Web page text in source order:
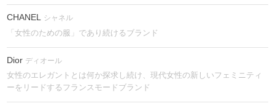
CHANEL シャネル
「女性のための服」であり続けるブランド
Dior ディオール
女性のエレガントとは何か探求し続け、現代女性の新しいフェミニティ
ーをリードするフランスモードブランド